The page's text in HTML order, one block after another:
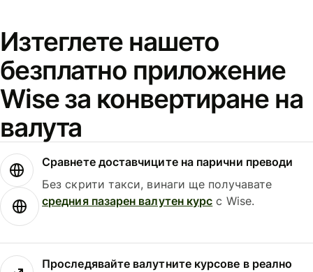
Изтеглете нашето
безплатно приложение
Wise за конвертиране на
валута
Сравнете доставчиците на парични преводи
Без скрити такси, винаги ще получавате
средния пазарен валутен курс с Wise.
Проследявайте валутните курсове в реално